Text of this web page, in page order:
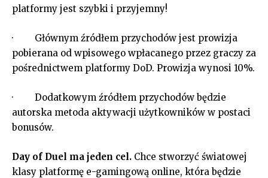
platformy jest szybki i przyjemny!
· Głównym źródłem przychodów jest prowizja
pobierana od wpisowego wpłacanego przez graczy za
pośrednictwem platformy DoD. Prowizja wynosi 10%.
· Dodatkowym źródłem przychodów będzie
autorska metoda aktywacji użytkowników w postaci
bonusów.
Day of Duel ma jeden cel. Chce stworzyć światowej
klasy platformę e-gamingową online, która będzie